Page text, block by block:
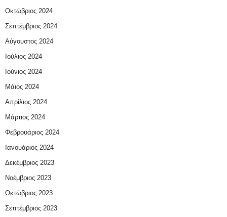
Οκτώβριος 2024
Σεπτέμβριος 2024
Αύγουστος 2024
Ιούλιος 2024
Ιούνιος 2024
Μάιος 2024
Απρίλιος 2024
Μάρτιος 2024
Φεβρουάριος 2024
Ιανουάριος 2024
Δεκέμβριος 2023
Νοέμβριος 2023
Οκτώβριος 2023
Σεπτέμβριος 2023